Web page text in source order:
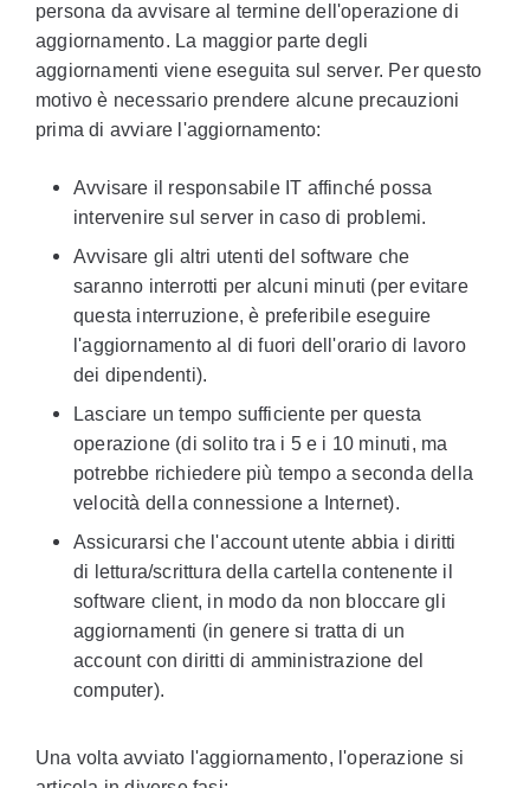
persona da avvisare al termine dell'operazione di
aggiornamento. La maggior parte degli
aggiornamenti viene eseguita sul server. Per questo
motivo è necessario prendere alcune precauzioni
prima di avviare l'aggiornamento:
Avvisare il responsabile IT affinché possa
intervenire sul server in caso di problemi.
Avvisare gli altri utenti del software che
saranno interrotti per alcuni minuti (per evitare
questa interruzione, è preferibile eseguire
l'aggiornamento al di fuori dell'orario di lavoro
dei dipendenti).
Lasciare un tempo sufficiente per questa
operazione (di solito tra i 5 e i 10 minuti, ma
potrebbe richiedere più tempo a seconda della
velocità della connessione a Internet).
Assicurarsi che l'account utente abbia i diritti
di lettura/scrittura della cartella contenente il
software client, in modo da non bloccare gli
aggiornamenti (in genere si tratta di un
account con diritti di amministrazione del
computer).
Una volta avviato l'aggiornamento, l'operazione si